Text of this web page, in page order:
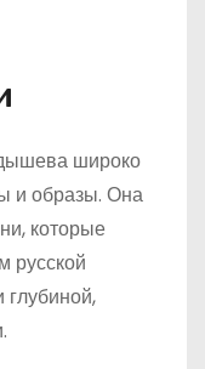
широко
и образы. Она
которые
русской
глубиной,